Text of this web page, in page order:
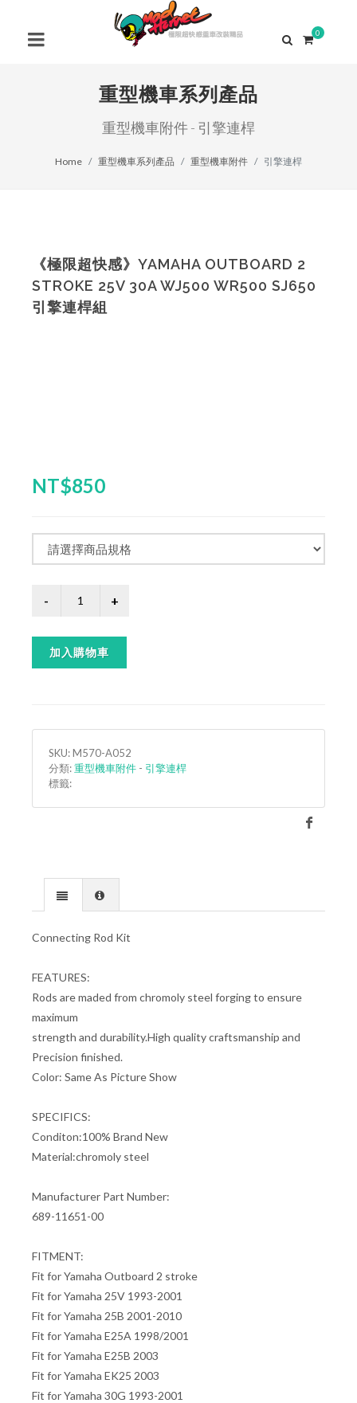
0
重型機車系列產品
重型機車附件 - 引擎連桿
Home 重型機車系列產品 重型機車附件 引擎連桿
《極限超快感》YAMAHA OUTBOARD 2
STROKE 25V 30A WJ500 WR500 SJ650
引擎連桿組
NT$850
加入購物車
SKU: M570-A052
分類:重型機車附件 - 引擎連桿
標籤:
Connecting Rod Kit
FEATURES:
Rods are maded from chromoly steel forging to ensure
maximum
strength and durability.High quality craftsmanship and
Precision finished.
Color: Same As Picture Show
SPECIFICS:
Conditon:100% Brand New
Material:chromoly steel
Manufacturer Part Number:
689-11651-00
FITMENT:
Fit for Yamaha Outboard 2 stroke
Fit for Yamaha 25V 1993-2001
Fit for Yamaha 25B 2001-2010
Fit for Yamaha E25A 1998/2001
Fit for Yamaha E25B 2003
Fit for Yamaha EK25 2003
Fit for Yamaha 30G 1993-2001